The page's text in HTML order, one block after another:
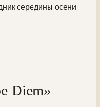
середины осени
Diem»